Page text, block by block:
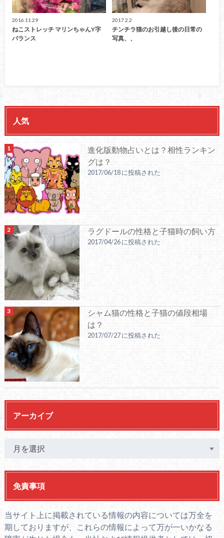
2016.11.29
ねこストレッチ マリンちゃんY字
バランス
2017.2.2
チンチラ猫のお引越し後の日常の
写真、、
人気
進化版動物占いとは？相性ランキン
グは？
2017/06/18 に投稿された
ラグドールの性格と子猫時の飼い方
2017/04/26 に投稿された
シャム猫の性格と子猫の値段相場
は？
2017/07/27 に投稿された
アーカイブ
免責事項
当サイト上に掲載されている情報の内容については万全を
期しておりますが、これらの情報によって万が一いかなる